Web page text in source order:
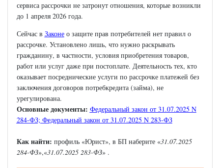
сервиса рассрочки не затронут отношения, которые возникли
до 1 апреля 2026 года.
Сейчас в Законео защите прав потребителей нет правил о
рассрочке. Установлено лишь, что нужно раскрывать
гражданину, в частности, условия приобретения товаров,
работ или услуг даже при постоплате. Деятельность тех, кто
оказывает посреднические услуги по рассрочке платежей без
заключения договоров потребкредита (займа), не
урегулирована.
Основные документы: Федеральный закон от 31.07.2025 N
284-ФЗ; Федеральный закон от 31.07.2025 N 283-ФЗ
Как найти: профиль «Юрист», в БП наберите «31.07.2025
284-ФЗ»,«31.07.2025 283-ФЗ» .